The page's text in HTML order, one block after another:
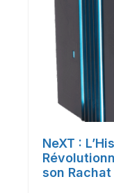
NeXT :
son